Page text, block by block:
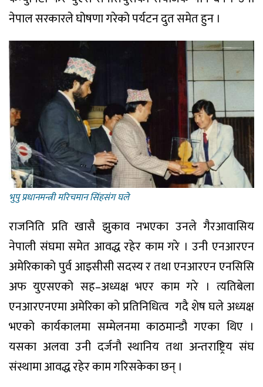
नेपाल सरकारले घोषणा गरेको पर्यटन दुत समेत हुन ।
भुपु प्रधानमन्त्री मरिचमान सिंहसंग घले
राजनिति प्रति खासै झुकाव नभएका उनले गैरआवासिय
नेपाली संघमा समेत आवद्ध रहेर काम गरे । उनी एनआरएन
अमेरिकाको पुर्व आइसीसी सदस्य र तथा एनआरएन एनसिसि
अफ युएसएको सह–अध्यक्ष भएर काम गरे । त्यतिबेला
एनआरएनएमा अमेरिका काे प्रतिनिधित्व गदै शेष घले अध्यक्ष
भएको कार्यकालमा सम्मेलनमा काठमान्डौ गएका थिए ।
यसका अलवा उनी दर्जनौ स्थानिय तथा अन्तराष्ट्रिय संघ
संस्थामा आवद्ध रहेर काम गरिसकेका छन् ।